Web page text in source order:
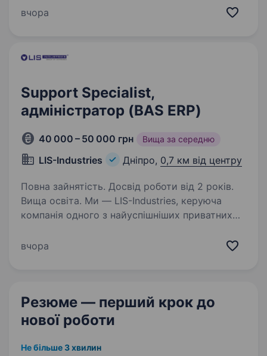
до команди, яка працює з IT-інфраструктурою
вчора
Support Specialist,
адміністратор (BAS ERP)
40 000 – 50 000 грн Вища за середню
LIS-Industries Дніпро, 0,7 км від центру
Повна зайнятість. Досвід роботи від 2 років.
Вища освіта. Ми — LIS-Industries, керуюча
компанія одного з найуспішніших приватних
напрямків діяльності, тому ми пропонуємо
вчора
Резюме — перший крок до
нової роботи
Не більше 3 хвилин